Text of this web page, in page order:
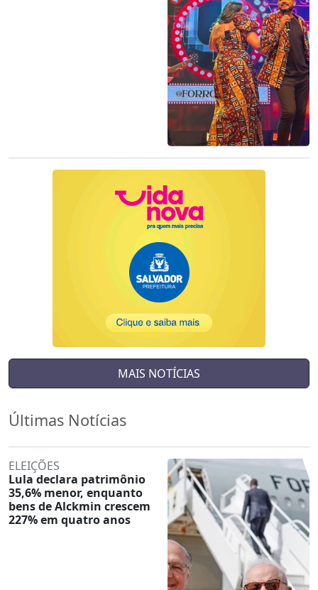
MAIS NOTÍCIAS
Últimas Notícias
ELEIÇÕES
Lula declara patrimônio
35,6% menor, enquanto
bens de Alckmin crescem
227% em quatro anos